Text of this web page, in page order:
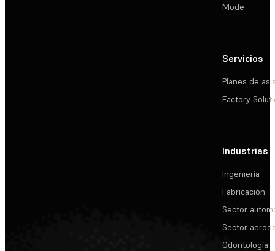
Mode
Servicios
Planes de
Factory
Industrias
Ingeniería
Fabricación
Sector
Sector
Odontología